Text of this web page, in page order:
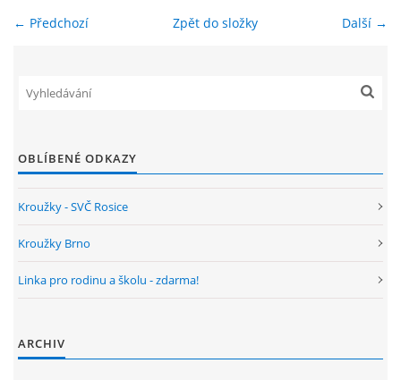
ENVIRONMENTÁLNÍ VÝCHOVA
ARCHIV
NAŠE ÚSPĚCHY
← Předchozí Další →
Zpět do složky
OBLÍBENÉ ODKAZY
Kroužky - SVČ Rosice
Kroužky Brno
Linka pro rodinu a školu - zdarma!
ARCHIV